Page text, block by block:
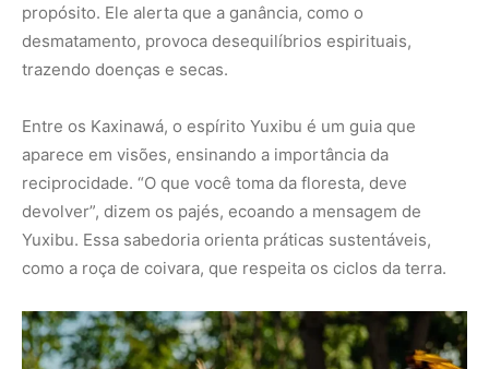
propósito. Ele alerta que a ganância, como o
desmatamento, provoca desequilíbrios espirituais,
trazendo doenças e secas.
Entre os Kaxinawá, o espírito Yuxibu é um guia que
aparece em visões, ensinando a importância da
reciprocidade. “O que você toma da floresta, deve
devolver”, dizem os pajés, ecoando a mensagem de
Yuxibu. Essa sabedoria orienta práticas sustentáveis,
como a roça de coivara, que respeita os ciclos da terra.